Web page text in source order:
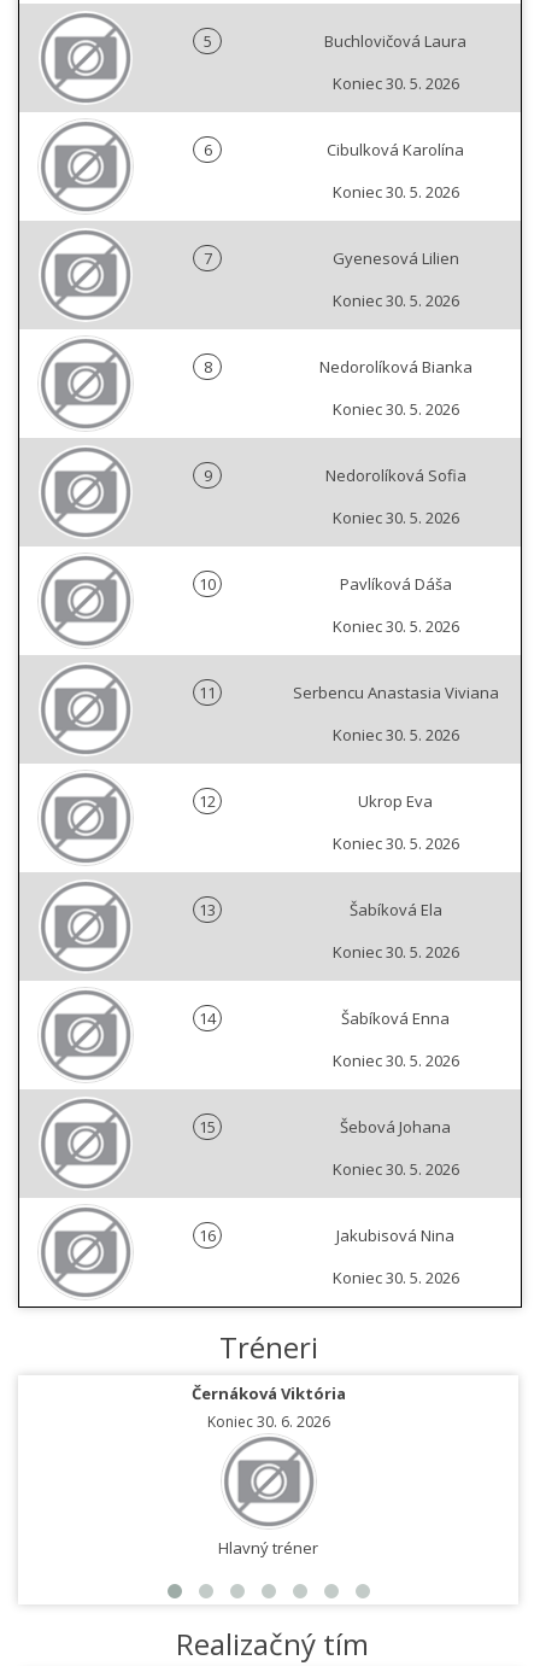
5
Buchlovičová Laura
Koniec 30. 5. 2026
6
Cibulková Karolína
Koniec 30. 5. 2026
7
Gyenesová Lilien
Koniec 30. 5. 2026
8
Nedorolíková Bianka
Koniec 30. 5. 2026
9
Nedorolíková Sofia
Koniec 30. 5. 2026
10
Pavlíková Dáša
Koniec 30. 5. 2026
11
Serbencu Anastasia Viviana
Koniec 30. 5. 2026
12
Ukrop Eva
Koniec 30. 5. 2026
13
Šabíková Ela
Koniec 30. 5. 2026
14
Šabíková Enna
Koniec 30. 5. 2026
15
Šebová Johana
Koniec 30. 5. 2026
16
Jakubisová Nina
Koniec 30. 5. 2026
Tréneri
Černáková Viktória
Koniec 30. 6. 2026
Hlavný tréner
Realizačný tím